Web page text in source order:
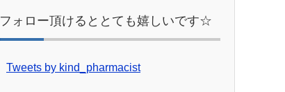
フォロー頂けるととても嬉しいです☆
Tweets by kind_pharmacist